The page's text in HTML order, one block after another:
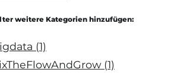
weitere Kategorien hinzufügen:
(1)
(1)